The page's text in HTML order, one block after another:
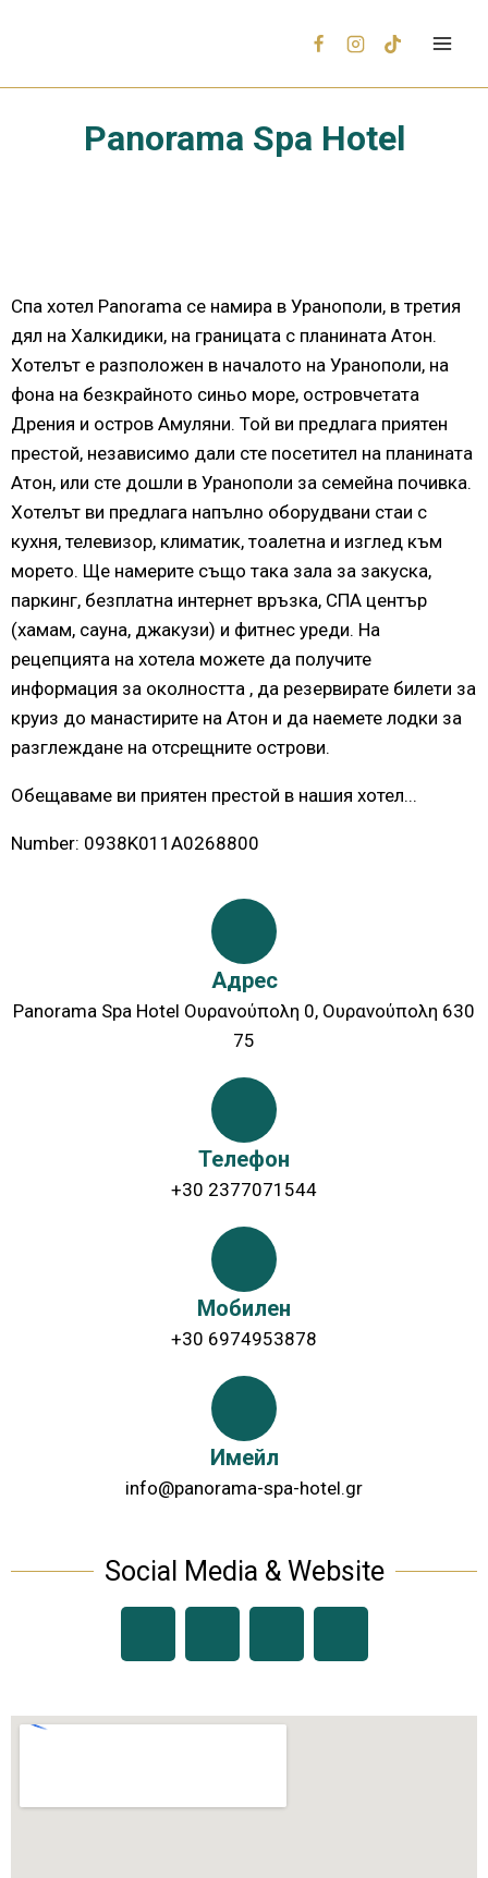
Panorama Spa Hotel
Спа хотел Panorama се намира в Уранополи, в третия
дял на Халкидики, на границата с планината Атон.
Хотелът е разположен в началото на Уранополи, на
фона на безкрайното синьо море, островчетата
Дрения и остров Амуляни. Той ви предлага приятен
престой, независимо дали сте посетител на планината
Атон, или сте дошли в Уранополи за семейна почивка.
Хотелът ви предлага напълно оборудвани стаи с
кухня, телевизор, климатик, тоалетна и изглед към
морето. Ще намерите също така зала за закуска,
паркинг, безплатна интернет връзка, СПА център
(хамам, сауна, джакузи) и фитнес уреди. На
рецепцията на хотела можете да получите
информация за околността , да резервирате билети за
круиз до манастирите на Атон и да наемете лодки за
разглеждане на отсрещните острови.
Обещаваме ви приятен престой в нашия хотел...
Number: 0938K011A0268800
Адрес
Panorama Spa Hotel Ουρανούπολη 0, Ουρανούπολη 630
75
Телефон
+30 2377071544
Мобилен
+30 6974953878
Имейл
info@panorama-spa-hotel.gr
Social Media & Website